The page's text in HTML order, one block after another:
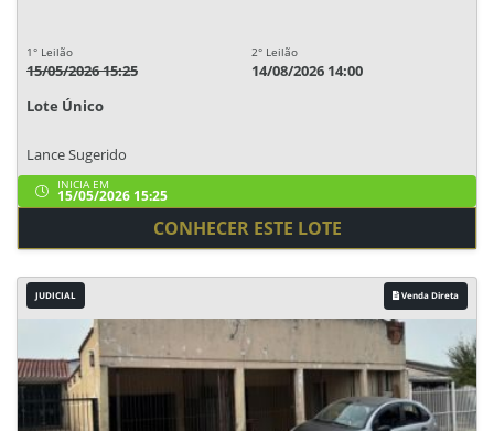
1° Leilão
15/05/2026 15:25
2° Leilão
14/08/2026 14:00
Lote Único
Lance Sugerido
INICIA EM
15/05/2026 15:25
CONHECER ESTE LOTE
JUDICIAL Venda Direta